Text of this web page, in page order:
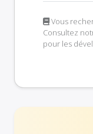
Vous
Consultez
pour les